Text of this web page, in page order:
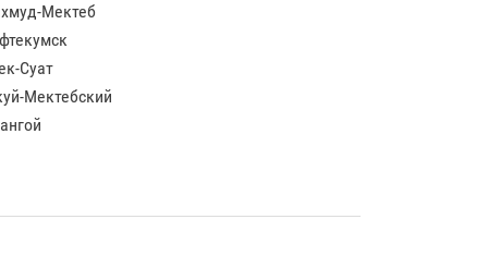
Мектеб
Суат
Мектебский